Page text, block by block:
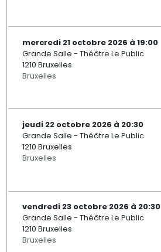
mercredi 21 octobre 2026 à 19:00
Grande Salle - Théâtre Le Public
1210 Bruxelles
Bruxelles
jeudi 22 octobre 2026 à 20:30
Grande Salle - Théâtre Le Public
1210 Bruxelles
Bruxelles
vendredi 23 octobre 2026 à 20:30
Grande Salle - Théâtre Le Public
1210 Bruxelles
Bruxelles